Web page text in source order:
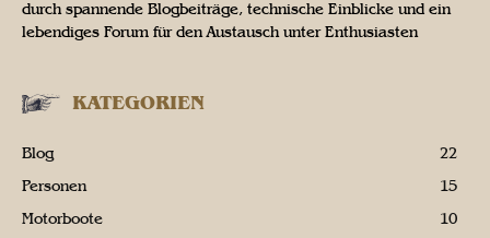
durch spannende Blogbeiträge, technische Einblicke und ein
lebendiges Forum für den Austausch unter Enthusiasten
KATEGORIEN
Blog
22
Personen
15
Motorboote
10